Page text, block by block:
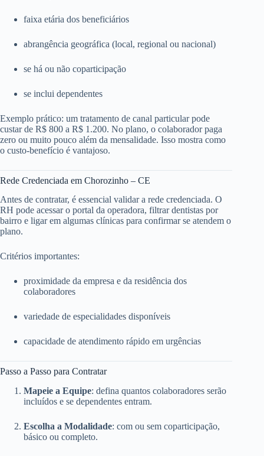
faixa etária dos beneficiários
abrangência geográfica (local, regional ou nacional)
se há ou não coparticipação
se inclui dependentes
Exemplo prático: um tratamento de canal particular pode
custar de R$ 800 a R$ 1.200. No plano, o colaborador paga
zero ou muito pouco além da mensalidade. Isso mostra como
o custo-benefício é vantajoso.
Rede Credenciada em Chorozinho – CE
Antes de contratar, é essencial validar a rede credenciada. O
RH pode acessar o portal da operadora, filtrar dentistas por
bairro e ligar em algumas clínicas para confirmar se atendem o
plano.
Critérios importantes:
proximidade da empresa e da residência dos
colaboradores
variedade de especialidades disponíveis
capacidade de atendimento rápido em urgências
Passo a Passo para Contratar
Mapeie a Equipe: defina quantos colaboradores serão
incluídos e se dependentes entram.
Escolha a Modalidade: com ou sem coparticipação,
básico ou completo.